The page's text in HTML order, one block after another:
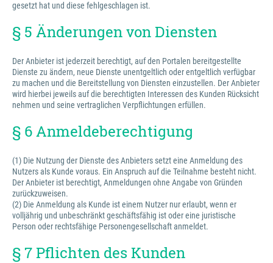
gesetzt hat und diese fehlgeschlagen ist.
§ 5 Änderungen von Diensten
Der Anbieter ist jederzeit berechtigt, auf den Portalen bereitgestellte
Dienste zu ändern, neue Dienste unentgeltlich oder entgeltlich verfügbar
zu machen und die Bereitstellung von Diensten einzustellen. Der Anbieter
wird hierbei jeweils auf die berechtigten Interessen des Kunden Rücksicht
nehmen und seine vertraglichen Verpflichtungen erfüllen.
§ 6 Anmeldeberechtigung
(1) Die Nutzung der Dienste des Anbieters setzt eine Anmeldung des
Nutzers als Kunde voraus. Ein Anspruch auf die Teilnahme besteht nicht.
Der Anbieter ist berechtigt, Anmeldungen ohne Angabe von Gründen
zurückzuweisen.
(2) Die Anmeldung als Kunde ist einem Nutzer nur erlaubt, wenn er
volljährig und unbeschränkt geschäftsfähig ist oder eine juristische
Person oder rechtsfähige Personengesellschaft anmeldet.
§ 7 Pflichten des Kunden